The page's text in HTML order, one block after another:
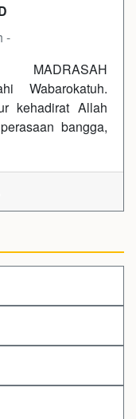
-
Wabarokatuh.
kehadirat Allah
bangga,